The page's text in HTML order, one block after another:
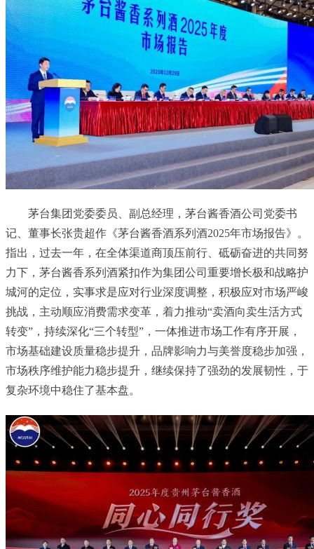
茅台集团党委委员、副总经理，茅台酱香酒公司党委书
记 、董事长张贵超作《茅台酱香酒系列酒2025年市场报告》。
指出，过去一年，在全体渠道商顶压前行、砥砺奋进的共同努
力下，茅台酱香系列酒紧扣作为集团公司重要增长极和战略护
城河的定位，实事求是应对行业深度调整，积极应对市场严峻
挑战，主动顺应消费需求变革，着力推动“卖酒向卖生活方式
转变”，持续深化“三个转型”，一体推进市场工作有序开展，
市场基础建设质量稳步提升，品牌影响力与美誉度稳步加强，
市场秩序维护能力稳步提升，继续保持了强劲的发展韧性，于
复杂环境中稳住了基本盘。